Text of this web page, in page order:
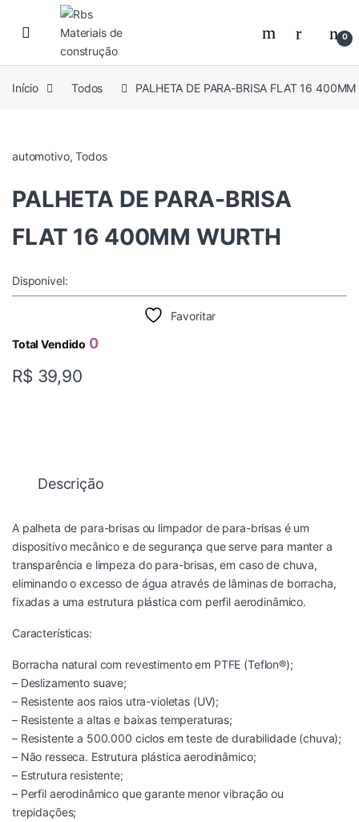
Skip to navigation
Skip to content
0
Início Todos PALHETA DE PARA-BRISA FLAT 16
automotivo,Todos
PALHETA DE PARA-BRISA
FLAT 16 400MM WURTH
Disponivel:
Favoritar
Total Vendido 0
R$ 39,90
Descrição
A palheta de para-brisas ou limpador de para-brisas é um
dispositivo mecânico e de segurança que serve para manter a
transparência e limpeza do para-brisas, em caso de chuva,
eliminando o excesso de água através de lâminas de borracha,
fixadas a uma estrutura plástica com perfil aerodinâmico.
Características:
Borracha natural com revestimento em PTFE (Teflon®);
– Deslizamento suave;
– Resistente aos raios utra-violetas (UV);
– Resistente a altas e baixas temperaturas;
– Resistente a 500.000 ciclos em teste de durabilidade (chuva);
– Não resseca. Estrutura plástica aerodinâmico;
– Estrutura resistente;
– Perfil aerodinâmico que garante menor vibração ou
trepidações;